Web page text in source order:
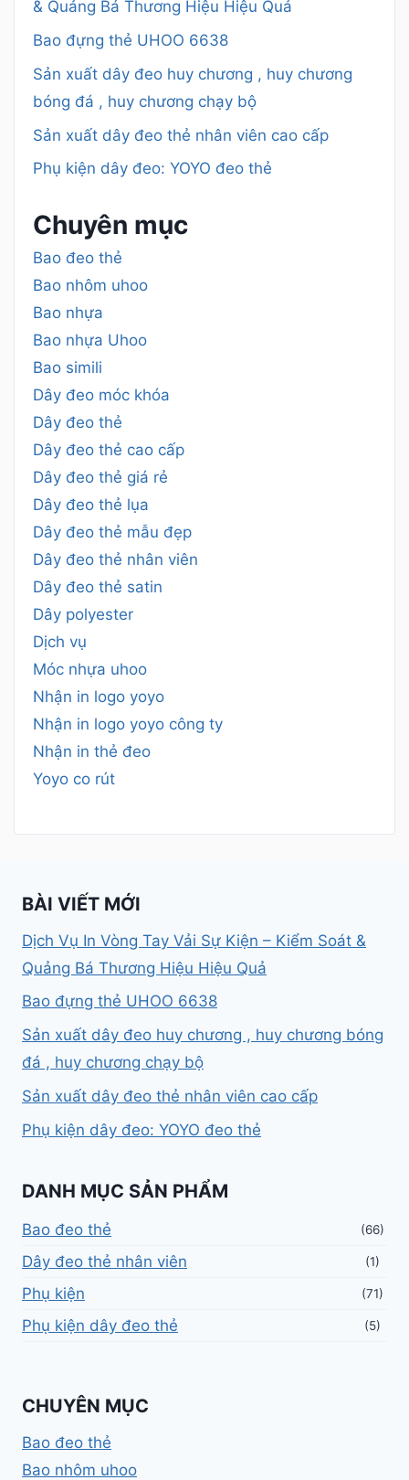
& Quảng Bá Thương Hiệu Hiệu Quả
Bao đựng thẻ UHOO 6638
Sản xuất dây đeo huy chương , huy chương
bóng đá , huy chương chạy bộ
Sản xuất dây đeo thẻ nhân viên cao cấp
Phụ kiện dây đeo: YOYO đeo thẻ
Chuyên mục
Bao đeo thẻ
Bao nhôm uhoo
Bao nhựa
Bao nhựa Uhoo
Bao simili
Dây đeo móc khóa
Dây đeo thẻ
Dây đeo thẻ cao cấp
Dây đeo thẻ giá rẻ
Dây đeo thẻ lụa
Dây đeo thẻ mẫu đẹp
Dây đeo thẻ nhân viên
Dây đeo thẻ satin
Dây polyester
Dịch vụ
Móc nhựa uhoo
Nhận in logo yoyo
Nhận in logo yoyo công ty
Nhận in thẻ đeo
Yoyo co rút
BÀI VIẾT MỚI
Dịch Vụ In Vòng Tay Vải Sự Kiện – Kiểm Soát &
Quảng Bá Thương Hiệu Hiệu Quả
Bao đựng thẻ UHOO 6638
Sản xuất dây đeo huy chương , huy chương bóng
đá , huy chương chạy bộ
Sản xuất dây đeo thẻ nhân viên cao cấp
Phụ kiện dây đeo: YOYO đeo thẻ
DANH MỤC SẢN PHẨM
Bao đeo thẻ (66)
Dây đeo thẻ nhân viên (1)
Phụ kiện (71)
Phụ kiện dây đeo thẻ (5)
CHUYÊN MỤC
Bao đeo thẻ
Bao nhôm uhoo